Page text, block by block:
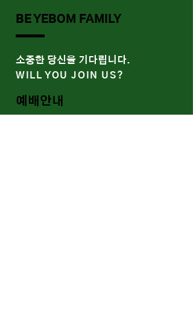
BE YEBOM FAMILY
​소중한 당신을 기다립니다.
WILL YOU JOIN US?
예배안내